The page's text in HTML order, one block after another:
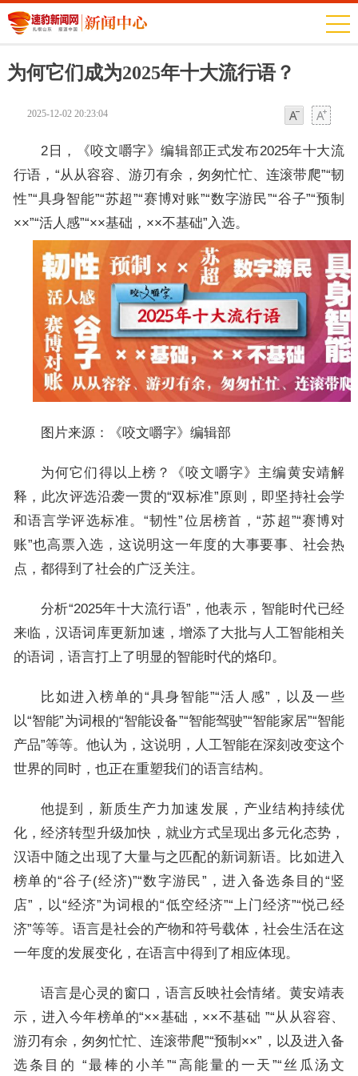
为何它们成为2025年十大流行语？
2025-12-02 20:23:04
2日，《咬文嚼字》编辑部正式发布2025年十大流
行语，“从从容容、游刃有余，匆匆忙忙、连滚带爬”“韧
性”“具身智能”“苏超”“赛博对账”“数字游民”“谷子”“预制
××”“活人感”“××基础，××不基础”入选。
图片来源：《咬文嚼字》编辑部
为何它们得以上榜？《咬文嚼字》主编黄安靖解
释，此次评选沿袭一贯的“双标准”原则，即坚持社会学
和语言学评选标准。“韧性”位居榜首，“苏超”“赛博对
账”也高票入选，这说明这一年度的大事要事、社会热
点，都得到了社会的广泛关注。
分析“2025年十大流行语”，他表示，智能时代已经
来临，汉语词库更新加速，增添了大批与人工智能相关
的语词，语言打上了明显的智能时代的烙印。
比如进入榜单的“具身智能”“活人感”，以及一些
以“智能”为词根的“智能设备”“智能驾驶”“智能家居”“智能
产品”等等。他认为，这说明，人工智能在深刻改变这个
世界的同时，也正在重塑我们的语言结构。
他提到，新质生产力加速发展，产业结构持续优
化，经济转型升级加快，就业方式呈现出多元化态势，
汉语中随之出现了大量与之匹配的新词新语。比如进入
榜单的“谷子(经济)”“数字游民”，进入备选条目的“竖
店”，以“经济”为词根的“低空经济”“上门经济”“悦己经
济”等等。语言是社会的产物和符号载体，社会生活在这
一年度的发展变化，在语言中得到了相应体现。
语言是心灵的窗口，语言反映社会情绪。黄安靖表
示，进入今年榜单的“××基础，××不基础 ”“从从容容、
游刃有余，匆匆忙忙、连滚带爬”“预制××”，以及进入备
选条目的 “最棒的小羊”“高能量的一天”“丝瓜汤文